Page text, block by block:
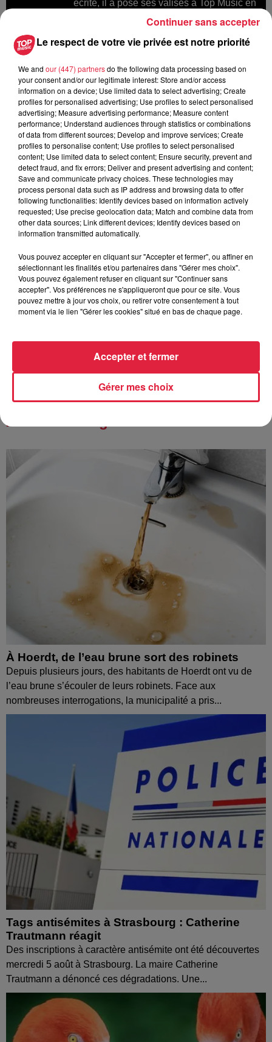
écrite, il a posé ses valises à Top Music en
2013. Expertise : Le sport (football et tennis
A lire aussi
6 août 2026
À Hoerdt, de l’eau brune sort des
robinets
6 août 2026
Tags antisémites à Strasbourg :
6 août 2026
Au zoo de Mulhouse : rencontre
À découvrir également
À Hoerdt, de l’eau brune sort des robinets
Depuis plusieurs jours, des habitants de Hoerdt ont vu de
l’eau brune s’écouler de leurs robinets. Face aux
nombreuses interrogations, la municipalité a pris...
Tags antisémites à Strasbourg : Catherine
Trautmann réagit
Des inscriptions à caractère antisémite ont été découvertes
mercredi 5 août à Strasbourg. La maire Catherine
Trautmann a dénoncé ces dégradations. Une...
Le respect de votre vie privée est notre priorité
We and our (447) partnersdo the following data processing based on
your consent and/or our legitimate interest: Store and/or access
information on a device; Use limited data to select advertising; Create
profiles for personalised advertising; Use profiles to select personalised
advertising; Measure advertising performance; Measure content
performance; Understand audiences through statistics or combinations
of data from different sources; Develop and improve services; Create
profiles to personalise content; Use profiles to select personalised
content; Use limited data to select content; Ensure security, prevent and
detect fraud, and fix errors; Deliver and present advertising and content;
Save and communicate privacy choices. These technologies may
process personal data such as IP address and browsing data to offer
following functionalities: Identify devices based on information actively
requested; Use precise geolocation data; Match and combine data from
other data sources; Link different devices; Identify devices based on
information transmitted automatically.
Vous pouvez accepter en cliquant sur "Accepter et fermer", ou affiner en
sélectionnant les finalités et/ou partenaires dans "Gérer mes choix".
Vous pouvez également refuser en cliquant sur "Continuer sans
accepter". Vos préférences ne s'appliqueront que pour ce site. Vous
pouvez mettre à jour vos choix, ou retirer votre consentement à tout
moment via le lien "Gérer les cookies" situé en bas de chaque page.
Gérer mes choix
Accepter et fermer
Continuer sans accepter